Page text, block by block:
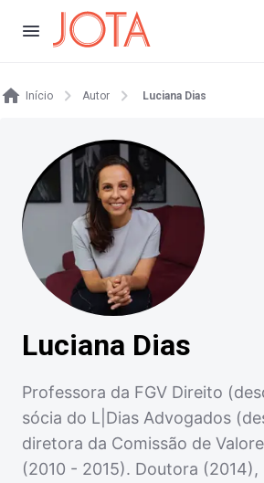
Início Autor Luciana Dias
Luciana Dias
Professora da FGV Direito
sócia do L|Dias Advogados
diretora da Comissão de
(2010 - 2015). Doutora